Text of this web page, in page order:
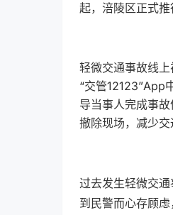
起，涪陵区正式推
轻微交通事故线
“交管12123”App
导当事人完成事
撤除现场，减少交
过去发生轻微交
到民警而心存顾